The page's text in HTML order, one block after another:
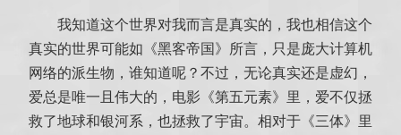
我知道这个世界对我而言是真实的，我也相信这个
真实的世界可能如《黑客帝国》所言，只是庞大计算机
网络的派生物，谁知道呢？不过，无论真实还是虚幻，
爱总是唯一且伟大的，电影《第五元素》里，爱不仅拯
救了地球和银河系，也拯救了宇宙。相对于《三体》里